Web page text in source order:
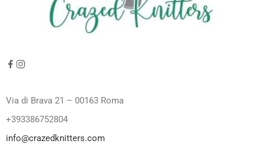
Via di Brava 21 – 00163 Roma
+393386752804
info@crazedknitters.com